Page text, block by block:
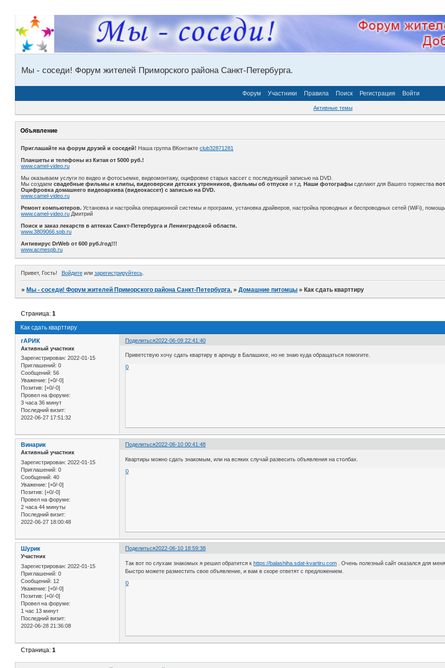
Мы - соседи! Форум жителей Приморского района Санкт-Петербурга.
Форум Участники Правила Поиск Регистрация Войти
Активные темы
Объявление
Приглашайте на форум друзей и соседей! Наша группа ВКонтакте club32871281
Планшеты и телефоны из Китая от 5000 руб.!
www.camel-video.ru
Мы оказываем услуги по видео и фотосъемке, видеомонтажу, оцифровке старых кассет с последующей записью на DVD.
Мы создаем свадебные фильмы и клипы, видеоверсии детских утренников, фильмы об отпуске и т.д. Наши фотографы сделают для Вашего торжества
Оцифровка домашнего видеоархива (видеокассет) с записью на DVD.
www.camel-video.ru
Ремонт компьютеров. Установка и настройка операционной системы и программ, установка драйверов, настройка проводных и беспроводных сетей (WiFi),
www.camel-video.ru Дмитрий
Поиск и заказ лекарств в аптеках Санкт-Петербурга и Ленинградской области.
www.3809066.spb.ru
Антивирус DrWeb от 600 руб./год!!!
www.acmespb.ru
Привет, Гость! Войдитеили зарегистрируйтесь.
»Мы - соседи! Форум жителей Приморского района Санкт-Петербурга. »Домашние питомцы »Как сдать кварттиру
Как сдать кварттиру
Страница:1
Поделиться2022-06-09 22:41:40
гАРИК
Активный участник
Зарегистрирован: 2022-01-15
Приглашений: 0
Сообщений: 56
Уважение: [+0/-0]
Позитив: [+0/-0]
Провел на форуме:
3 часа 36 минут
Последний визит:
2022-06-27 17:51:32
Приветствую хочу сдать квартиру в аренду в Балашихе, но не знаю куда обращаться помогите.
0
Поделиться2022-06-10 00:41:48
Винарик
Активный участник
Зарегистрирован: 2022-01-15
Приглашений: 0
Сообщений: 40
Уважение: [+0/-0]
Позитив: [+0/-0]
Провел на форуме:
2 часа 44 минуты
Последний визит:
2022-06-27 18:00:48
Квартиры можно сдать знакомым, или на всяких случай развесить объявления на столбах.
0
Поделиться2022-06-10 18:59:38
Шурик
Участник
Зарегистрирован: 2022-01-15
Приглашений: 0
Сообщений: 12
Уважение: [+0/-0]
Позитив: [+0/-0]
Провел на форуме:
1 час 13 минут
Последний визит:
2022-06-28 21:36:08
Так вот по слухам знакомых я решил обратится кhttps://balashiha.sdat-kvartiru.com . Очень полезный сайт оказался для
Быстро можете разместить свое объявление, и вам в скоре ответят с предложением.
0
Страница:1